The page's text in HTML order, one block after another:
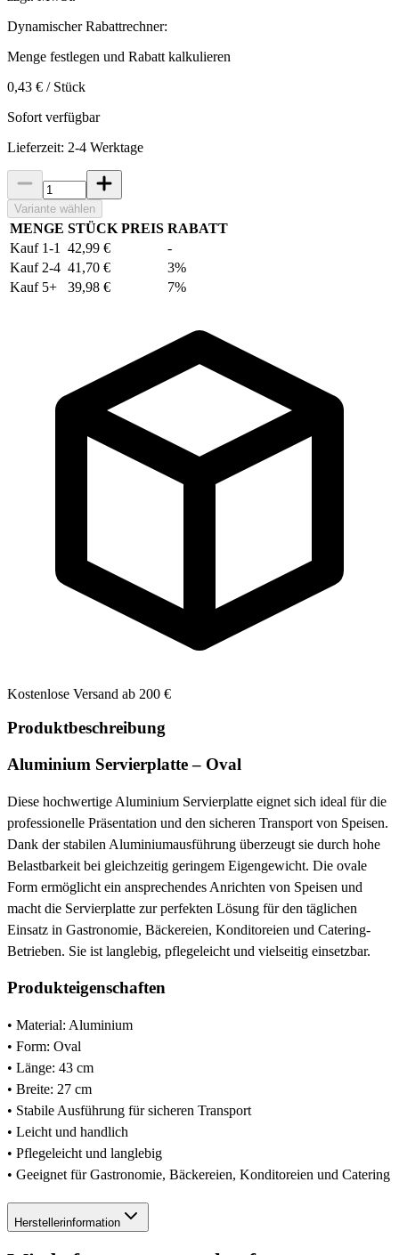
Dynamischer Rabattrechner:
Menge festlegen und Rabatt kalkulieren
0,43 € / Stück
Sofort verfügbar
Lieferzeit: 2-4 Werktage
Variante wählen
MENGE STÜCK PREIS RABATT
Kauf 1-1
42,99 €
-
Kauf 2-4 41,70 €
3%
Kauf 5+
39,98 € 7%
Kostenlose Versand ab 200 €
Produktbeschreibung
Aluminium Servierplatte – Oval
Diese hochwertige Aluminium Servierplatte eignet sich ideal für die
professionelle Präsentation und den sicheren Transport von Speisen.
Dank der stabilen Aluminiumausführung überzeugt sie durch hohe
Belastbarkeit bei gleichzeitig geringem Eigengewicht. Die ovale
Form ermöglicht ein ansprechendes Anrichten von Speisen und
macht die Servierplatte zur perfekten Lösung für den täglichen
Einsatz in Gastronomie, Bäckereien, Konditoreien und Catering-
Betrieben. Sie ist langlebig, pflegeleicht und vielseitig einsetzbar.
Produkteigenschaften
• Material: Aluminium
• Form: Oval
• Länge: 43 cm
• Breite: 27 cm
• Stabile Ausführung für sicheren Transport
• Leicht und handlich
• Pflegeleicht und langlebig
• Geeignet für Gastronomie, Bäckereien, Konditoreien und Catering
Herstellerinformation